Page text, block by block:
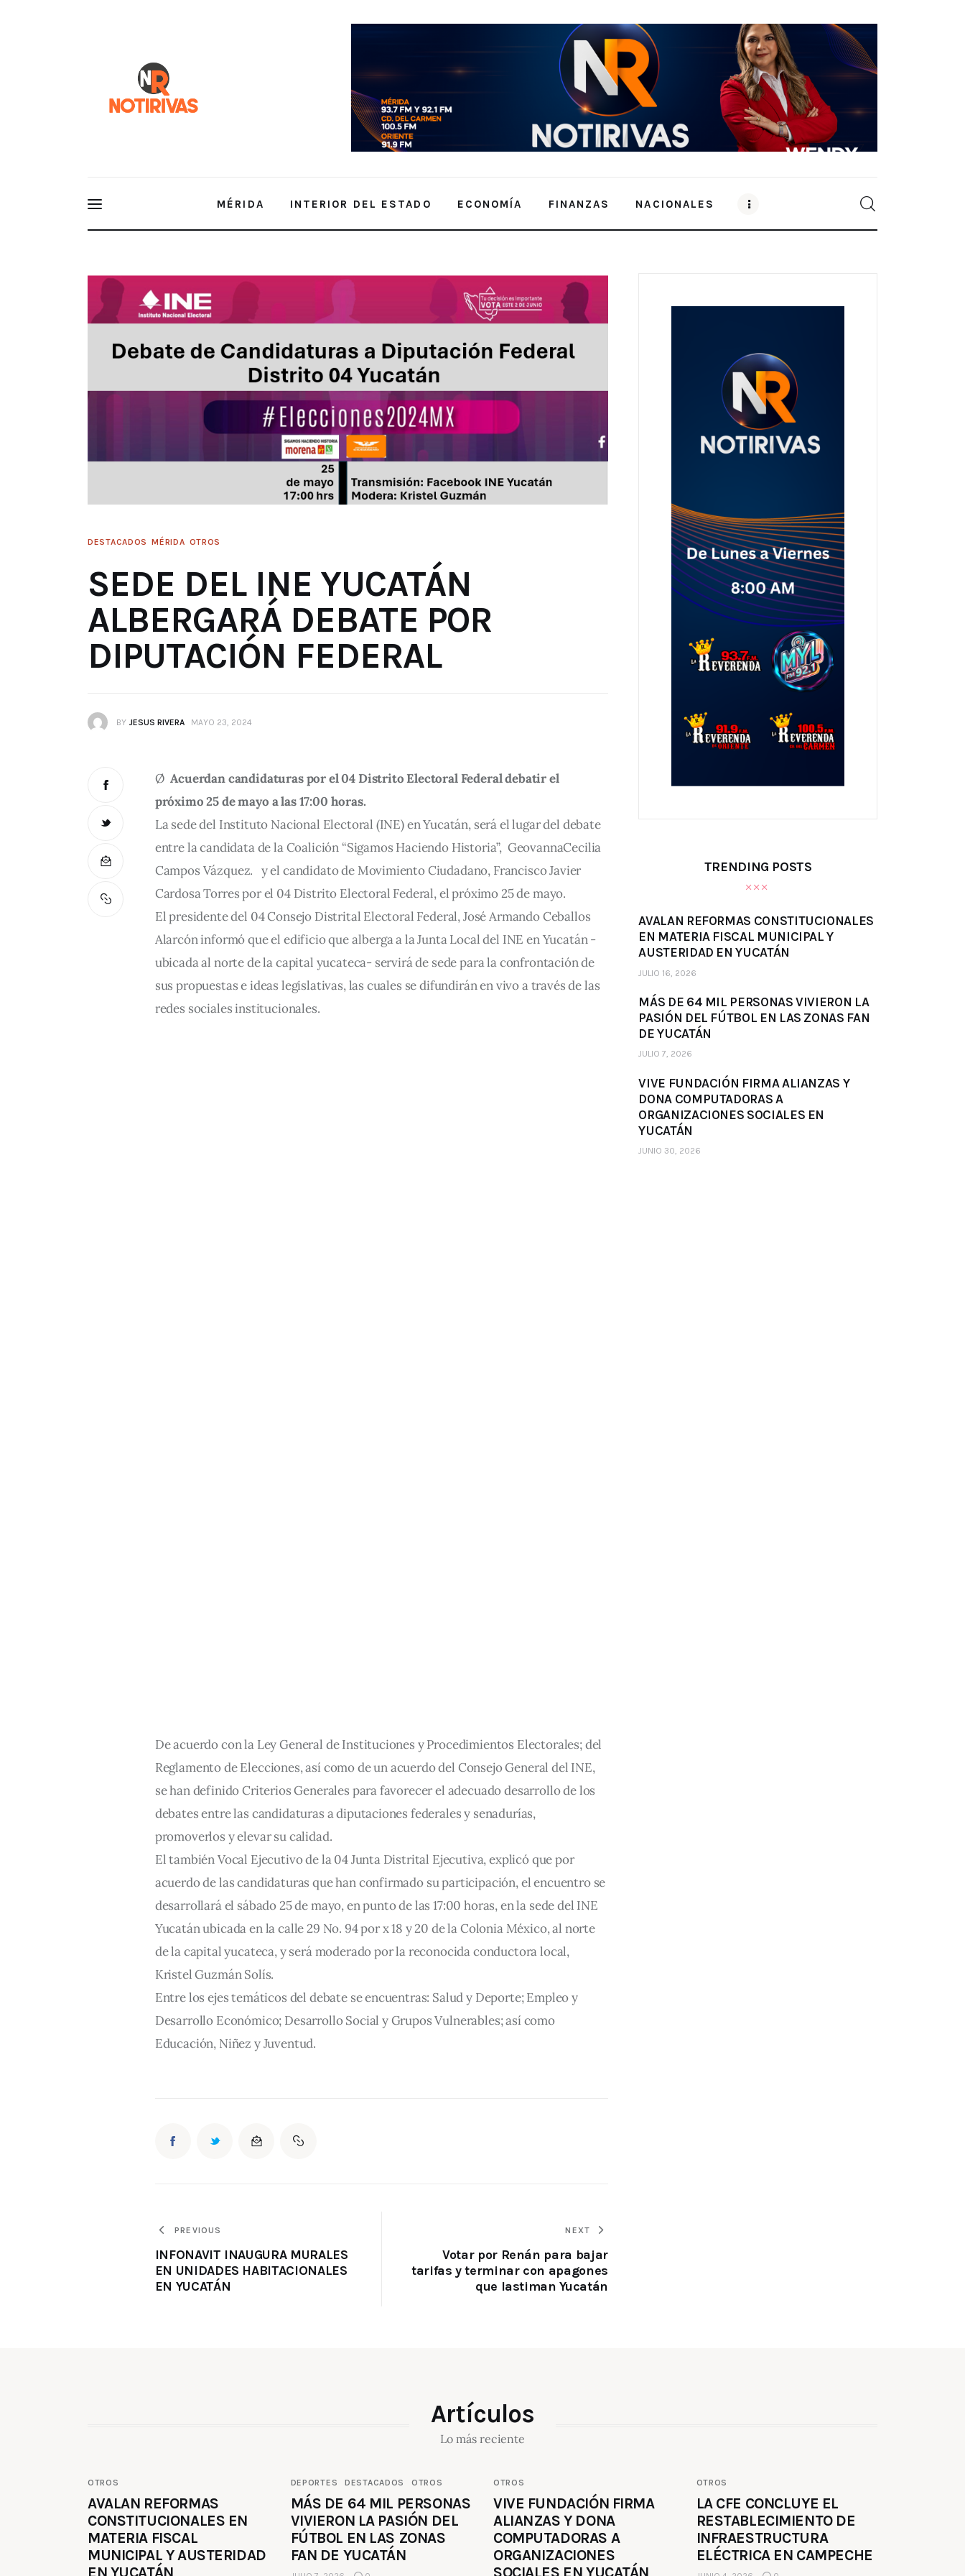
MÉRIDA INTERIOR DEL ESTADO ECONOMÍA FINANZAS NACIONALES
DESTACADOS MÉRIDA OTROS
SEDE DEL INE YUCATÁN
ALBERGARÁ DEBATE POR
DIPUTACIÓN FEDERAL
BY JESUS RIVERA MAYO 23, 2024
ØAcuerdan candidaturas por el 04 Distrito Electoral Federal debatir el
próximo 25 de mayo a las 17:00 horas.
La sede del Instituto Nacional Electoral (INE) en Yucatán, será el lugar del debate
entre la candidata de la Coalición “Sigamos Haciendo Historia”, GeovannaCecilia
Campos Vázquez. y el candidato de Movimiento Ciudadano, Francisco Javier
Cardosa Torres por el 04 Distrito Electoral Federal, el próximo 25 de mayo.
El presidente del 04 Consejo Distrital Electoral Federal, José Armando Ceballos
Alarcón informó que el edificio que alberga a la Junta Local del INE en Yucatán -
ubicada al norte de la capital yucateca- servirá de sede para la confrontación de
sus propuestas e ideas legislativas, las cuales se difundirán en vivo a través de las
redes sociales institucionales.
De acuerdo con la Ley General de Instituciones y Procedimientos Electorales; del
Reglamento de Elecciones, así como de un acuerdo del Consejo General del INE,
se han definido Criterios Generales para favorecer el adecuado desarrollo de los
debates entre las candidaturas a diputaciones federales y senadurías,
promoverlos y elevar su calidad.
El también Vocal Ejecutivo de la 04 Junta Distrital Ejecutiva, explicó que por
acuerdo de las candidaturas que han confirmado su participación, el encuentro se
desarrollará el sábado 25 de mayo, en punto de las 17:00 horas, en la sede del INE
Yucatán ubicada en la calle 29 No. 94 por x 18 y 20 de la Colonia México, al norte
de la capital yucateca, y será moderado por la reconocida conductora local,
Kristel Guzmán Solís.
Entre los ejes temáticos del debate se encuentras: Salud y Deporte; Empleo y
Desarrollo Económico; Desarrollo Social y Grupos Vulnerables; así como
Educación, Niñez y Juventud.
PREVIOUS
INFONAVIT INAUGURA MURALES
EN UNIDADES HABITACIONALES
EN YUCATÁN
NEXT
Votar por Renán para bajar
tarifas y terminar con apagones
que lastiman Yucatán
TRENDING POSTS
AVALAN REFORMAS CONSTITUCIONALES
EN MATERIA FISCAL MUNICIPAL Y
AUSTERIDAD EN YUCATÁN
JULIO 16, 2026
MÁS DE 64 MIL PERSONAS VIVIERON LA
PASIÓN DEL FÚTBOL EN LAS ZONAS FAN
DE YUCATÁN
JULIO 7, 2026
VIVE FUNDACIÓN FIRMA ALIANZAS Y
DONA COMPUTADORAS A
ORGANIZACIONES SOCIALES EN
YUCATÁN
JUNIO 30, 2026
Artículos
Lo más reciente
OTROS
AVALAN REFORMAS
CONSTITUCIONALES EN
MATERIA FISCAL
MUNICIPAL Y AUSTERIDAD
DEPORTES DESTACADOS OTROS
MÁS DE 64 MIL PERSONAS
VIVIERON LA PASIÓN DEL
FÚTBOL EN LAS ZONAS
FAN DE YUCATÁN
OTROS
VIVE FUNDACIÓN FIRMA
ALIANZAS Y DONA
COMPUTADORAS A
ORGANIZACIONES
OTROS
LA CFE CONCLUYE EL
RESTABLECIMIENTO DE
INFRAESTRUCTURA
ELÉCTRICA EN CAMPECHE